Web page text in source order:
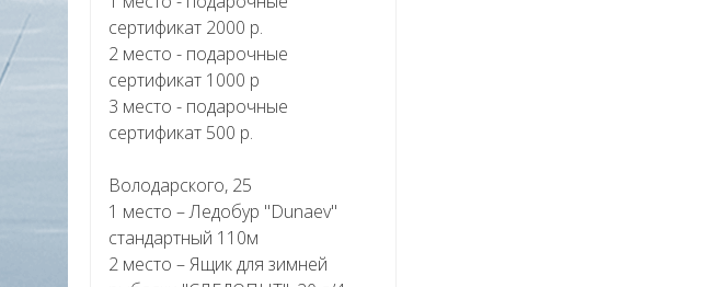
сертификат 2000 р.
2 место - подарочные
сертификат 1000 р
3 место - подарочные
сертификат 500 р.
Володарского, 25
1 место – Ледобур "Dunaev"
стандартный 110м
2 место – Ящик для зимней